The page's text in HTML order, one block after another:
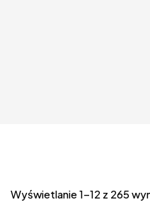
Wyświetlanie 1–12 z 265